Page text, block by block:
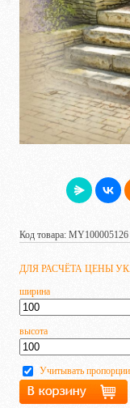
Код товара: MY100005126
ДЛЯ РАСЧЁТА ЦЕНЫ
ширина
высота
Учитывать